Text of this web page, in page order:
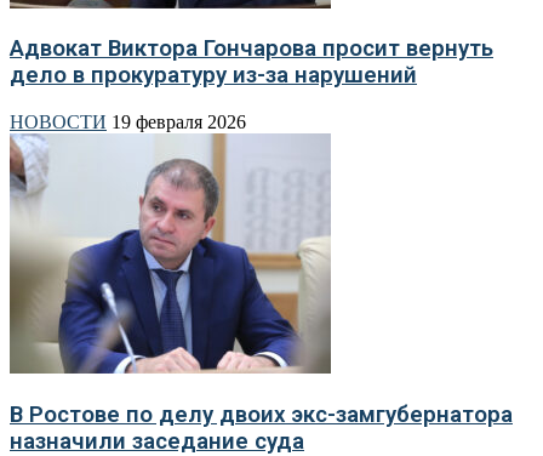
Адвокат Виктора Гончарова просит вернуть
дело в прокуратуру из-за нарушений
НОВОСТИ 19 февраля 2026
В Ростове по делу двоих экс-замгубернатора
назначили заседание суда